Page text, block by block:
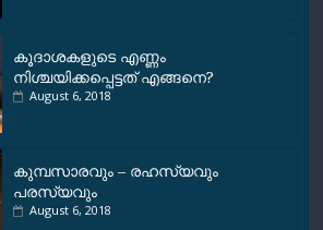
കൂദാശകളുടെ എണ്ണം
നിശ്ചയിക്കപ്പെട്ടത് എങ്ങനെ?
August 6, 2018
കുമ്പസാരവും – രഹസ്യവും
പരസ്യവും
August 6, 2018